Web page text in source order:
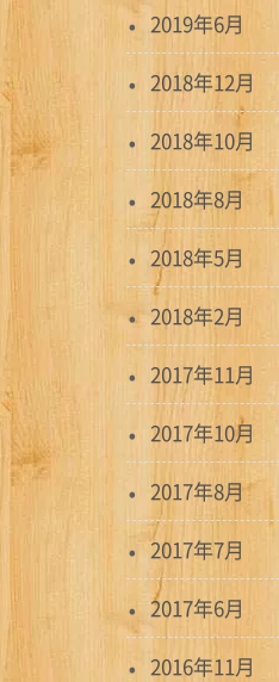
2019年6月
2018年12月
2018年10月
2018年8月
2018年5月
2018年2月
2017年11月
2017年10月
2017年8月
2017年7月
2017年6月
2016年11月